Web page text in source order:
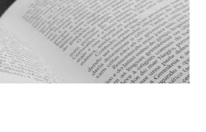
Riscaldamento
Caminetti
Stufe
Radiatori